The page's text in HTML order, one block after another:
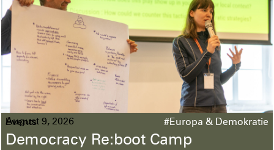
Events #Europa & Demokratie
August 9, 2026
Democracy Re:boot Camp